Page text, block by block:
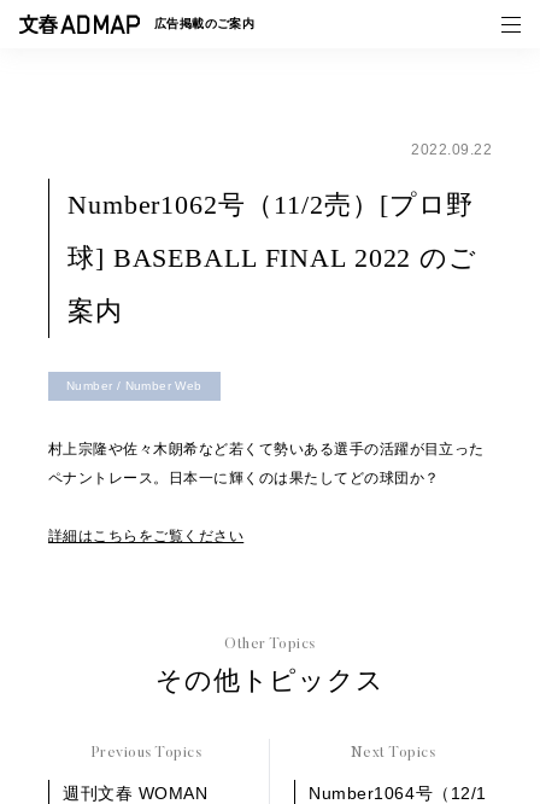
広告掲載のご案内
事例一覧
トピックス
2022.09.22
Number1062号（11/2売）[プロ野
球] BASEBALL FINAL 2022 のご
案内
Number / Number Web
村上宗隆や佐々木朗希など若くて勢いある選手の活躍が目立った
ペナントレース。日本一に輝くのは果たしてどの球団か？
詳細はこちらをご覧ください
Other Topics
その他トピックス
Previous Topics
週刊文春 WOMAN
Next Topics
Number1064号（12/1